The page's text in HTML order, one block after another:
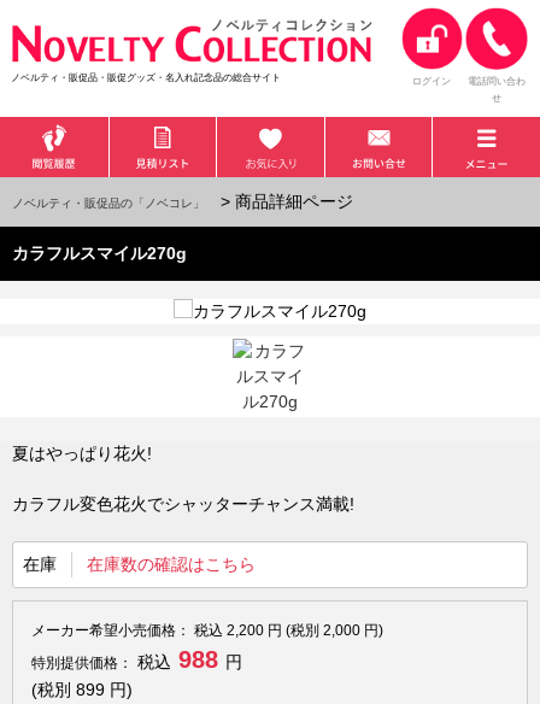
ノベルティ・販促品・販促グッズ・名入れ記念品の総合サイト ログイン
電話問い合わ
せ
ノベルティ・販促品の「ノベコレ」 > 商品詳細ページ
カラフルスマイル270g
夏はやっぱり花火!
カラフル変色花火でシャッターチャンス満載!
在庫 在庫数の確認はこちら
メーカー希望小売価格： 税込 2,200 円 (税別 2,000 円)
特別提供価格：
税込 988 円
(税別 899 円)